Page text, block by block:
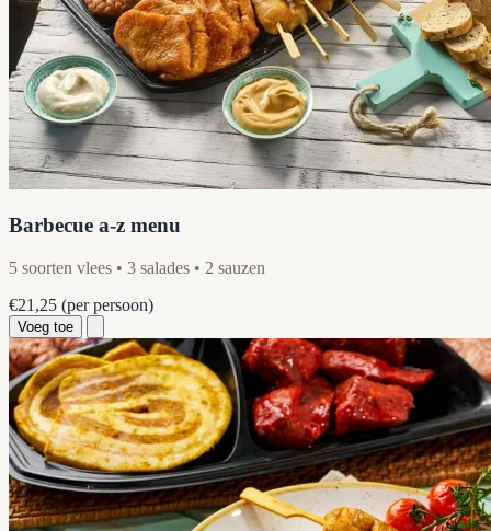
Barbecue a-z menu
5 soorten vlees • 3 salades • 2 sauzen
€21,25 (per persoon)
Voeg toe